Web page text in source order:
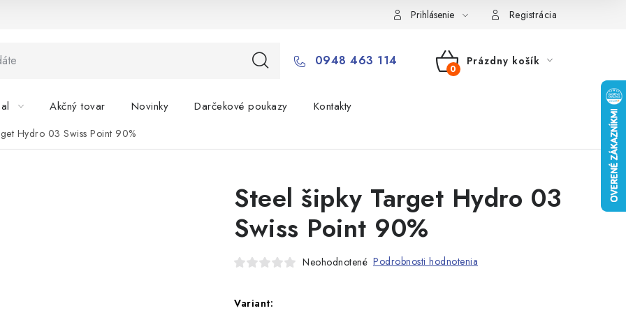
Prihlásenie Registrácia
0948 463 114
NÁKUPNÝ
Prázdny košík
Akčný tovar Novinky Darčekové poukazy Kontakty
Hydro 03 Swiss Point 90%
Steel šipky Target Hydro 03
Swiss Point 90%
Neohodnotené Podrobnosti hodnotenia
Variant: